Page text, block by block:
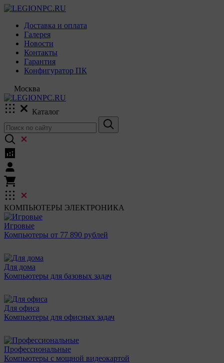
Доставка и оплата
Галерея
Новости
Контакты
Гарантия
Конфигуратор ПК
Москва
Каталог
КОМПЬЮТЕРЫ ЭЛЕКТРОНИКА
Игровые
Компьютеры от 77 890 рублей
Для дома
Компьютеры для базовых задач
Для офиса
Компьютеры для офисных задач
Профессиональные
Компьютеры с мощной видеокартой